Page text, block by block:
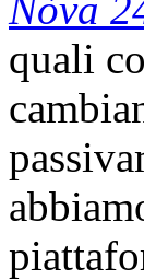
quali